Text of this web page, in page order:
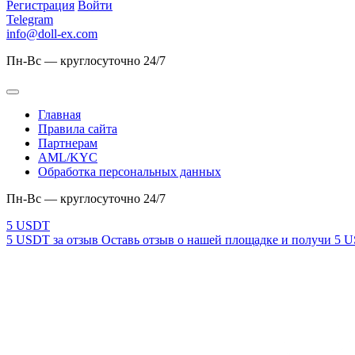
Регистрация Войти
Telegram
info@doll-ex.com
Пн-Вс — круглосуточно 24/7
Главная
Правила сайта
Партнерам
AML/KYC
Обработка персональных данных
Пн-Вс — круглосуточно 24/7
5 USDT за отзыв Оставь отзыв о нашей площадке и получи 5